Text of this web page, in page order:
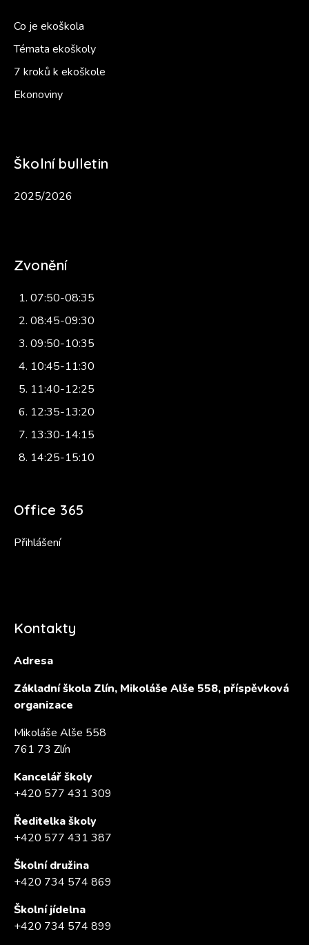
Co je ekoškola
Témata ekoškoly
7 kroků k ekoškole
Ekonoviny
Školní bulletin
2025/2026
Zvonění
07:50-08:35
08:45-09:30
09:50-10:35
10:45-11:30
11:40-12:25
12:35-13:20
13:30-14:15
14:25-15:10
Office 365
Přihlášení
Kontakty
Adresa
Základní škola Zlín, Mikoláše Alše 558, příspěvková
organizace
Mikoláše Alše 558
761 73 Zlín
Kancelář školy
+420 577 431 309
Ředitelka školy
+420 577 431 387
Školní družina
+420 734 574 869
Školní jídelna
+420 734 574 899